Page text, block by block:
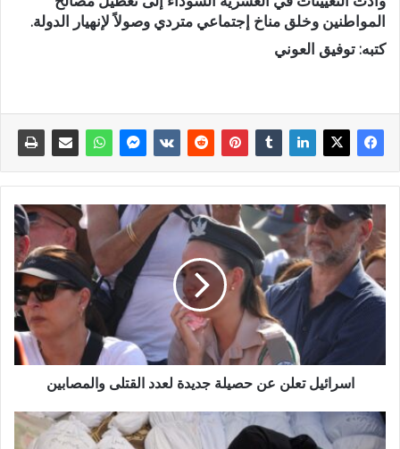
المواطنين وخلق مناخ إجتماعي متردي وصولاً لإنهيار الدولة.
كتبه: توفيق العوني
اسرائيل تعلن عن حصيلة جديدة لعدد القتلى والمصابين